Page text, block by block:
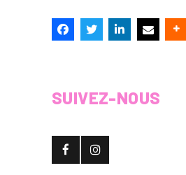
SUIVEZ-NOUS